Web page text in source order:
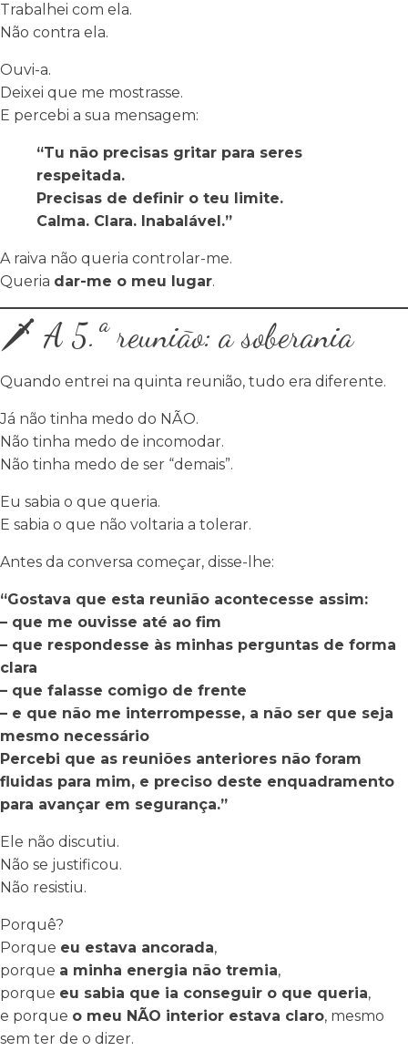
Trabalhei com ela.
Não contra ela.
Ouvi-a.
Deixei que me mostrasse.
E percebi a sua mensagem:
“Tu não precisas gritar para seres
respeitada.
Precisas de definir o teu limite.
Calma. Clara. Inabalável.”
A raiva não queria controlar-me.
Queria dar-me o meu lugar.
🗡️ A 5.ª reunião: a soberania
Quando entrei na quinta reunião, tudo era diferente.
Já não tinha medo do NÃO.
Não tinha medo de incomodar.
Não tinha medo de ser “demais”.
Eu sabia o que queria.
E sabia o que não voltaria a tolerar.
Antes da conversa começar, disse-lhe:
“Gostava que esta reunião acontecesse assim:
– que me ouvisse até ao fim
– que respondesse às minhas perguntas de forma
clara
– que falasse comigo de frente
– e que não me interrompesse, a não ser que seja
mesmo necessário
Percebi que as reuniões anteriores não foram
fluidas para mim, e preciso deste enquadramento
para avançar em segurança.”
Ele não discutiu.
Não se justificou.
Não resistiu.
Porquê?
Porque eu estava ancorada,
porque a minha energia não tremia,
porque eu sabia que ia conseguir o que queria,
e porque o meu NÃO interior estava claro, mesmo
sem ter de o dizer.